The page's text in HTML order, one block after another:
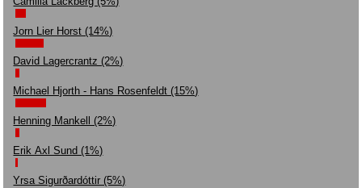
Jorn Lier Horst (14%)
David Lagercrantz (2%)
Michael Hjorth - Hans Rosenfeldt (15%)
Henning Mankell (2%)
Erik Axl Sund (1%)
Yrsa Sigurðardóttir (5%)